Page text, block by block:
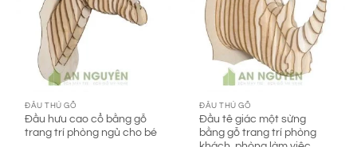
ĐẦU THÚ GỖ
Đầu hưu cao cổ bằng gỗ
trang trí phòng ngủ cho bé
ĐẦU THÚ GỖ
Đầu tê giác một sừng
bằng gỗ trang trí phòng